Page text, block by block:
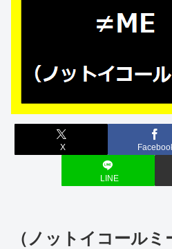
X
LINE
（ノットイコール